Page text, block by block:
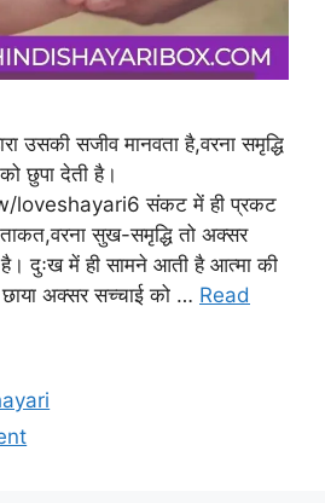
उसकी सजीव मानवता है,वरना समृद्धि
छुपा देती है।
loveshayari6 संकट में ही प्रकट
सुख-समृद्धि तो अक्सर
दुःख में ही सामने आती है आत्मा की
छाया अक्सर सच्चाई को … Read